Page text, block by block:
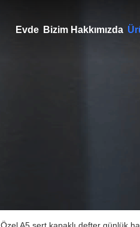
Evde Bizim Hakkımızda